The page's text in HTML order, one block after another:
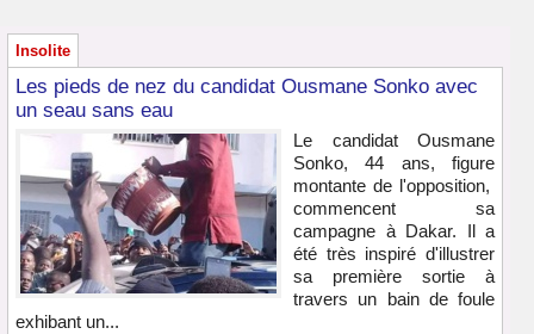
Insolite
Les pieds de nez du candidat Ousmane Sonko avec
un seau sans eau
Le candidat Ousmane
Sonko, 44 ans, figure
montante de l'opposition,
commencent sa
campagne à Dakar. Il a
été très inspiré d'illustrer
sa première sortie à
travers un bain de foule
exhibant un...